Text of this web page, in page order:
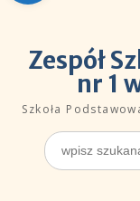
Zespół
nr 1
Szkoła
Szukaj
dla: